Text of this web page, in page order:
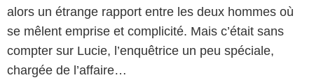
alors un étrange rapport entre les deux hommes où
se mêlent emprise et complicité. Mais c’était sans
compter sur Lucie, l’enquêtrice un peu spéciale,
chargée de l’affaire…